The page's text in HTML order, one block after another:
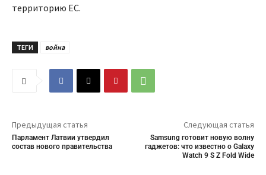
территорию ЕС.
ТЕГИ война
Предыдущая статья
Парламент Латвии утвердил
состав нового правительства
Следующая статья
Samsung готовит новую волну
гаджетов: что известно о Galaxy
Watch 9 S Z Fold Wide